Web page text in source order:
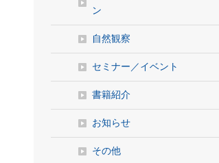
ン
自然観察
セミナー／イベント
書籍紹介
お知らせ
その他